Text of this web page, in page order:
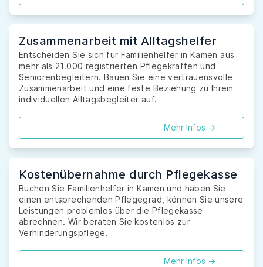
Zusammenarbeit mit Alltagshelfer
Entscheiden Sie sich für Familienhelfer in Kamen aus
mehr als 21.000 registrierten Pflegekräften und
Seniorenbegleitern. Bauen Sie eine vertrauensvolle
Zusammenarbeit und eine feste Beziehung zu Ihrem
individuellen Alltagsbegleiter auf.
Mehr Infos ->
Kostenübernahme durch Pflegekasse
Buchen Sie Familienhelfer in Kamen und haben Sie
einen entsprechenden Pflegegrad, können Sie unsere
Leistungen problemlos über die Pflegekasse
abrechnen. Wir beraten Sie kostenlos zur
Verhinderungspflege.
Mehr Infos ->